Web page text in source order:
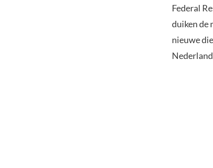
Federal
duiken de
nieuwe